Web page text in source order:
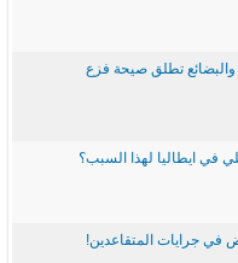
والبضائع تطلق صيحة فزع
في ايطاليا لهذا السبب؟
في جرايات المتقاعدين!